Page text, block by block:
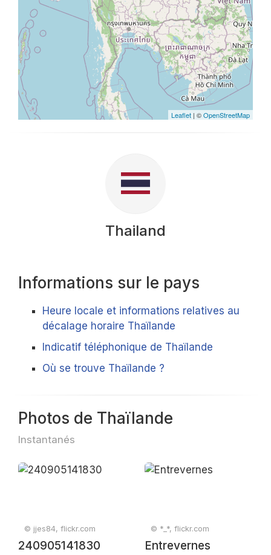
Leaflet | ©OpenStreetMap
Thailand
Informations sur le pays
Heure locale et informations relatives au
décalage horaire Thaïlande
Indicatif téléphonique de Thaïlande
Où se trouve Thaïlande ?
Photos de Thaïlande
Instantanés
© jjes84, flickr.com
240905141830
© *_*, flickr.com
Entrevernes